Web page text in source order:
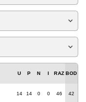
U P N I RAZ BOD
14 14 0 0 46 42